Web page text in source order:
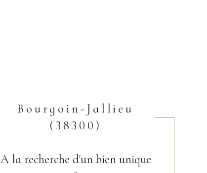
Bourgoin-Jallieu
(38300)
A la recherche d'un bien unique